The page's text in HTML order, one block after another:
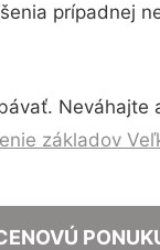
prípadnej
základov